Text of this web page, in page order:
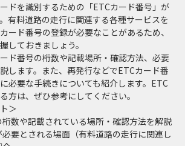
ドを識別するための「ETCカード番号」が
有料道路の走行に関連する各種サービスを
ード番号の登録が必要なことがあるため、
しておきましょう。
ド番号の桁数や記載場所・確認方法、必要
します。また、再発行などでETCカード番
必要な手続きについても紹介します。ETC
方は、ぜひ参考にしてください。
＞
数や記載されている場所・確認方法を解説
要とされる場面（有料道路の走行に関連し